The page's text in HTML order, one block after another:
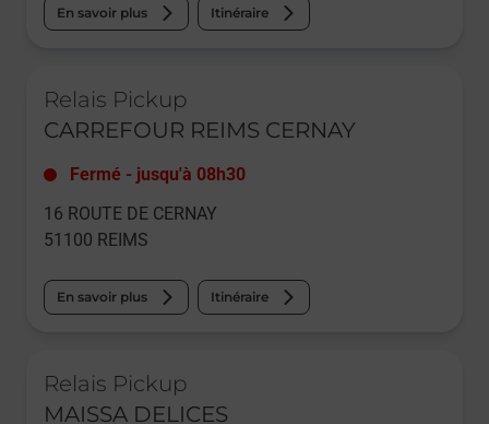
En savoir plus Itinéraire
Relais Pickup
CARREFOUR REIMS CERNAY
Fermé - jusqu'à 08h30
16 ROUTE DE CERNAY
51100 REIMS
En savoir plus Itinéraire
Relais Pickup
MAISSA DELICES